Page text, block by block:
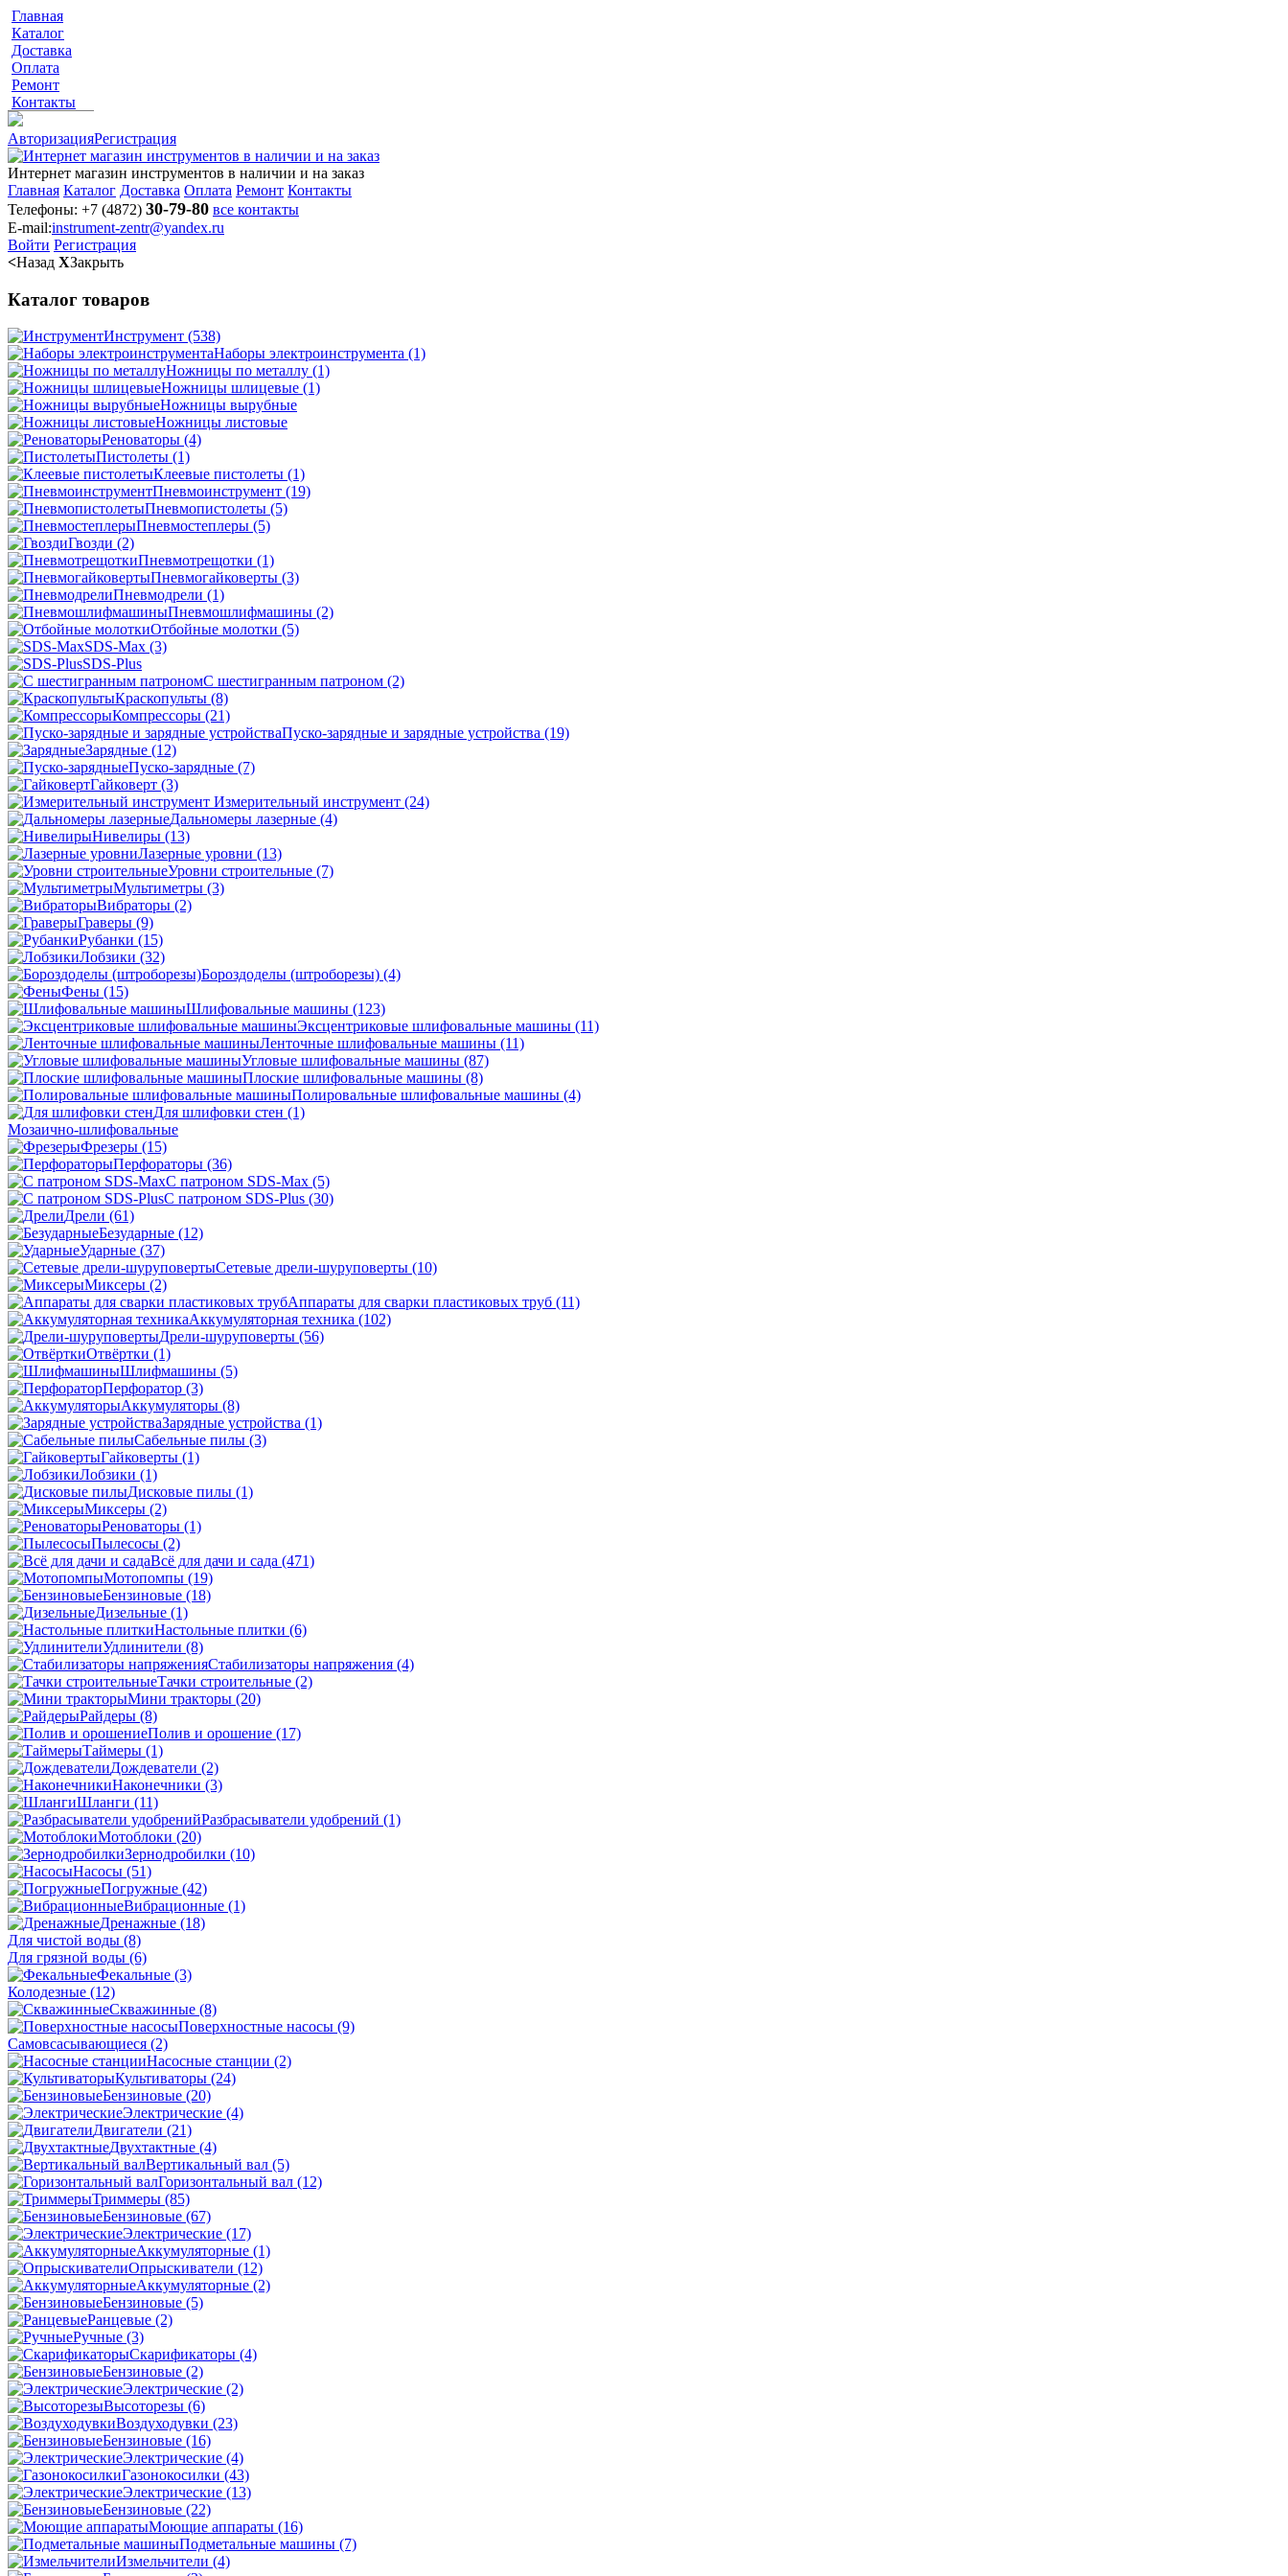
Главная
Каталог
Доставка
Оплата
Ремонт
Контакты
АвторизацияРегистрация
Интернет магазин инструментов в наличии и на заказ
Главная Каталог Доставка Оплата Ремонт Контакты
Телефоны: +7 (4872) 30-79-80 все контакты
E-mail:instrument-zentr@yandex.ru
Войти Регистрация
<Назад XЗакрыть
Каталог товаров
Инструмент (538)
Наборы электроинструмента (1)
Ножницы по металлу (1)
Ножницы шлицевые (1)
Ножницы вырубные
Ножницы листовые
Реноваторы (4)
Пистолеты (1)
Клеевые пистолеты (1)
Пневмоинструмент (19)
Пневмопистолеты (5)
Пневмостеплеры (5)
Гвозди (2)
Пневмотрещотки (1)
Пневмогайковерты (3)
Пневмодрели (1)
Пневмошлифмашины (2)
Отбойные молотки (5)
SDS-Max (3)
SDS-Plus
C шестигранным патроном (2)
Краскопульты (8)
Компрессоры (21)
Пуско-зарядные и зарядные устройства (19)
Зарядные (12)
Пуско-зарядные (7)
Гайковерт (3)
Измерительный инструмент (24)
Дальномеры лазерные (4)
Нивелиры (13)
Лазерные уровни (13)
Уровни строительные (7)
Мультиметры (3)
Вибраторы (2)
Граверы (9)
Рубанки (15)
Лобзики (32)
Бороздоделы (штроборезы) (4)
Фены (15)
Шлифовальные машины (123)
Эксцентриковые шлифовальные машины (11)
Ленточные шлифовальные машины (11)
Угловые шлифовальные машины (87)
Плоские шлифовальные машины (8)
Полировальные шлифовальные машины (4)
Для шлифовки стен (1)
Мозаично-шлифовальные
Фрезеры (15)
Перфораторы (36)
С патроном SDS-Max (5)
С патроном SDS-Plus (30)
Дрели (61)
Безударные (12)
Ударные (37)
Сетевые дрели-шуруповерты (10)
Миксеры (2)
Аппараты для сварки пластиковых труб (11)
Аккумуляторная техника (102)
Дрели-шуруповерты (56)
Отвёртки (1)
Шлифмашины (5)
Перфоратор (3)
Аккумуляторы (8)
Зарядные устройства (1)
Сабельные пилы (3)
Гайковерты (1)
Лобзики (1)
Дисковые пилы (1)
Миксеры (2)
Реноваторы (1)
Пылесосы (2)
Всё для дачи и сада (471)
Мотопомпы (19)
Бензиновые (18)
Дизельные (1)
Настольные плитки (6)
Удлинители (8)
Стабилизаторы напряжения (4)
Тачки строительные (2)
Мини тракторы (20)
Райдеры (8)
Полив и орошение (17)
Таймеры (1)
Дождеватели (2)
Наконечники (3)
Шланги (11)
Разбрасыватели удобрений (1)
Мотоблоки (20)
Зернодробилки (10)
Насосы (51)
Погружные (42)
Вибрационные (1)
Дренажные (18)
Для чистой воды (8)
Для грязной воды (6)
Фекальные (3)
Колодезные (12)
Скважинные (8)
Поверхностные насосы (9)
Самовсасывающиеся (2)
Насосные станции (2)
Культиваторы (24)
Бензиновые (20)
Электрические (4)
Двигатели (21)
Двухтактные (4)
Вертикальный вал (5)
Горизонтальный вал (12)
Триммеры (85)
Бензиновые (67)
Электрические (17)
Аккумуляторные (1)
Опрыскиватели (12)
Аккумуляторные (2)
Бензиновые (5)
Ранцевые (2)
Ручные (3)
Скарификаторы (4)
Бензиновые (2)
Электрические (2)
Высоторезы (6)
Воздуходувки (23)
Бензиновые (16)
Электрические (4)
Газонокосилки (43)
Электрические (13)
Бензиновые (22)
Моющие аппараты (16)
Подметальные машины (7)
Измельчители (4)